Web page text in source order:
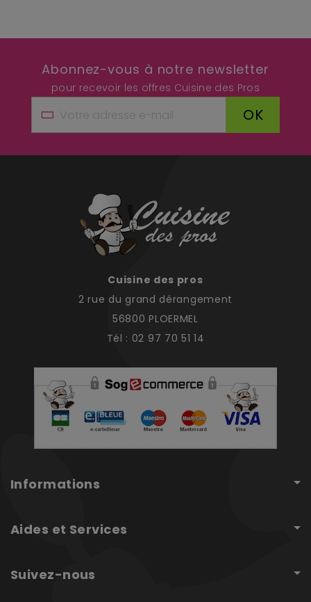
Abonnez-vous à notre newsletter
pour recevoir les offres Cuisine des Pros
OK
Cuisine des pros
2 rue du grand dérangement
56800 PLOERMEL
Tél : 02 97 70 51 14
Informations
Aides et Services
Suivez-nous